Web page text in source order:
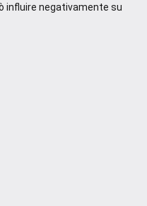
influire negativamente su